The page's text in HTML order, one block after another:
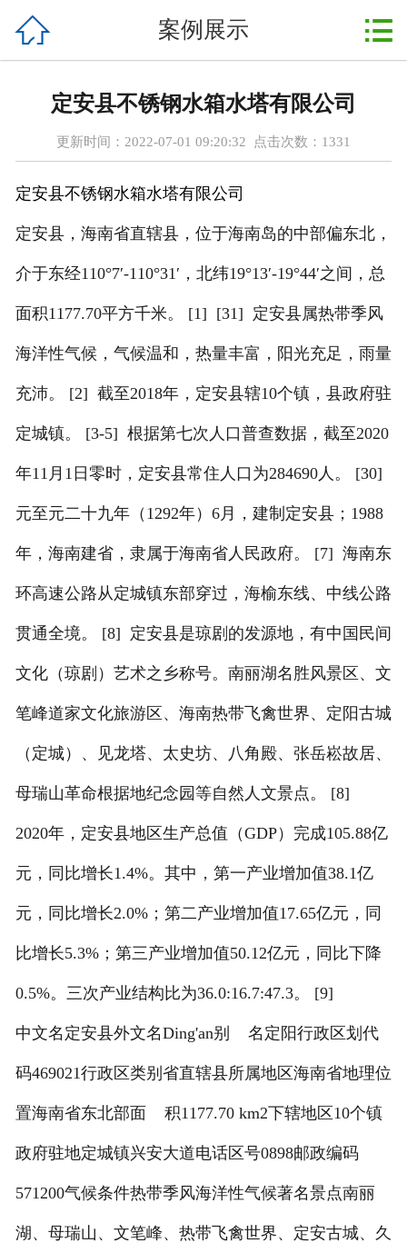
产品展示
新闻动态
售后服务
在线留言
联系我们
 案例展示 
定安县不锈钢水箱水塔有限公司
更新时间：2022-07-01 09:20:32 点击次数： 1331
定安县不锈钢水箱水塔有限公司
定安县，海南省直辖县，位于海南岛的中部偏东北，
介于东经110°7′-110°31′，北纬19°13′-19°44′之间，总
面积1177.70平方千米。 [1] [31] 定安县属热带季风
海洋性气候，气候温和，热量丰富，阳光充足，雨量
充沛。 [2] 截至2018年，定安县辖10个镇，县政府驻
定城镇。 [3-5] 根据第七次人口普查数据，截至2020
年11月1日零时，定安县常住人口为284690人。 [30]
元至元二十九年（1292年）6月，建制定安县；1988
年，海南建省，隶属于海南省人民政府。 [7] 海南东
环高速公路从定城镇东部穿过，海榆东线、中线公路
贯通全境。 [8] 定安县是琼剧的发源地，有中国民间
文化（琼剧）艺术之乡称号。南丽湖名胜风景区、文
笔峰道家文化旅游区、海南热带飞禽世界、定阳古城
（定城）、见龙塔、太史坊、八角殿、张岳崧故居、
母瑞山革命根据地纪念园等自然人文景点。 [8]
2020年，定安县地区生产总值（GDP）完成105.88亿
元，同比增长1.4%。其中，第一产业增加值38.1亿
元，同比增长2.0%；第二产业增加值17.65亿元，同
比增长5.3%；第三产业增加值50.12亿元，同比下降
0.5%。三次产业结构比为36.0:16.7:47.3。 [9]
中文名定安县外文名Ding'an别 名定阳行政区划代
码469021行政区类别省直辖县所属地区海南省地理位
置海南省东北部面 积1177.70 km2下辖地区10个镇
政府驻地定城镇兴安大道电话区号0898邮政编码
571200气候条件热带季风海洋性气候著名景点南丽
湖、母瑞山、文笔峰、热带飞禽世界、定安古城、久